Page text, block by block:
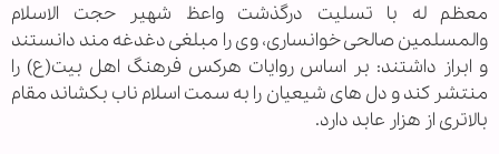
معظم له با تسلیت درگذشت واعظ شهیر حجت الاسلام
والمسلمین صالحی خوانساری، وی را مبلغی دغدغه مند دانستند
و ابراز داشتند: بر اساس روایات هرکس فرهنگ اهل بیت(ع) را
منتشر کند و دل های شیعیان را به سمت اسلام ناب بکشاند مقام
بالاتری از هزار عابد دارد.